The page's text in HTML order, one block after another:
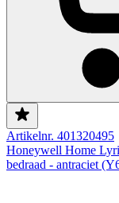
Artikelnr. 401320495
Honeywell Home
bedraad - antraciet